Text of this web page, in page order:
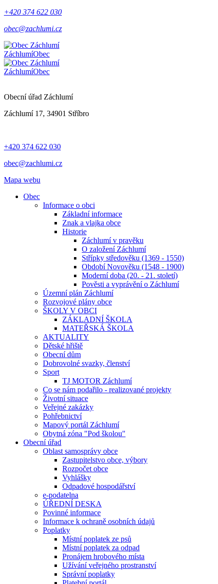
+420 374 622 030
obec@zachlumi.cz
ZáchlumíObec
ZáchlumíObec
Obecní úřad Záchlumí
Záchlumí 17, 34901 Stříbro
+420 374 622 030
obec@zachlumi.cz
Mapa webu
Obec
Informace o obci
Základní informace
Znak a vlajka obce
Historie
Záchlumí v pravěku
O založení Záchlumí
Střípky středověku (1369 - 1550)
Období Novověku (1548 - 1900)
Moderní doba (20. - 21. století)
Pověsti a vyprávění o Záchlumí
Územní plán Záchlumí
Rozvojové plány obce
ŠKOLY V OBCI
ZÁKLADNÍ ŠKOLA
MATEŘSKÁ ŠKOLA
AKTUALITY
Dětské hřiště
Obecní dům
Dobrovolné svazky, členství
Sport
TJ MOTOR Záchlumí
Co se nám podařilo - realizované projekty
Životní situace
Veřejné zakázky
Pohřebnictví
Mapový portál Záchlumí
Obytná zóna "Pod školou"
Obecní úřad
Oblast samosprávy obce
Zastupitelstvo obce, výbory
Rozpočet obce
Vyhlášky
Odpadové hospodářství
e-podatelna
ÚŘEDNÍ DESKA
Povinné informace
Informace k ochraně osobních údajů
Poplatky
Místní poplatek ze psů
Místní poplatek za odpad
Pronájem hrobového místa
Užívání veřejného prostranství
Správní poplatky